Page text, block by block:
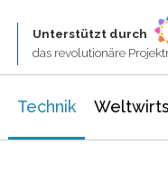
Unterstützt durch
das revolutionäre
Technik